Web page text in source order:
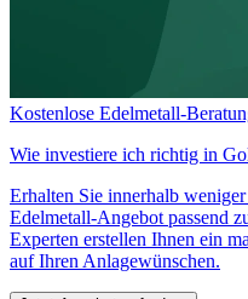
Kostenlose Edelmetall-
Wie investiere ich richtig in
Erhalten Sie innerhalb
Edelmetall-Angebot passend
Experten erstellen Ihnen ein
auf Ihren Anlagewünschen.